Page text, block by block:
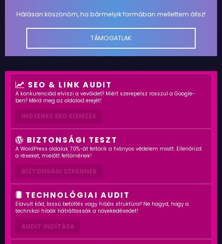
Hálásan köszönöm, ha bármelyik formában mellettem állsz!
TÁMOGATLAK
SEO & LINK AUDIT
A konkurenciád elviszi a vevőidet? Miért szerepelsz rosszul a Google-
ben? Mérd meg az oldalad erejét!
INGYENES SEO ELEMZÉS
BIZTONSÁGI TESZT
A WordPress oldalak 70%-át feltörik a hiányos védelem miatt. Ellenőrizd
a réseket, mielőtt feltörnének!
BIZTONSÁGI SZKENNER
TECHNOLÓGIAI AUDIT
Elavult kód, lassú betöltés vagy hibás struktúra? Ne hagyd, hogy a
technikai hibák hátráltassák a növekedésedet!
AUDIT INDÍTÁSA